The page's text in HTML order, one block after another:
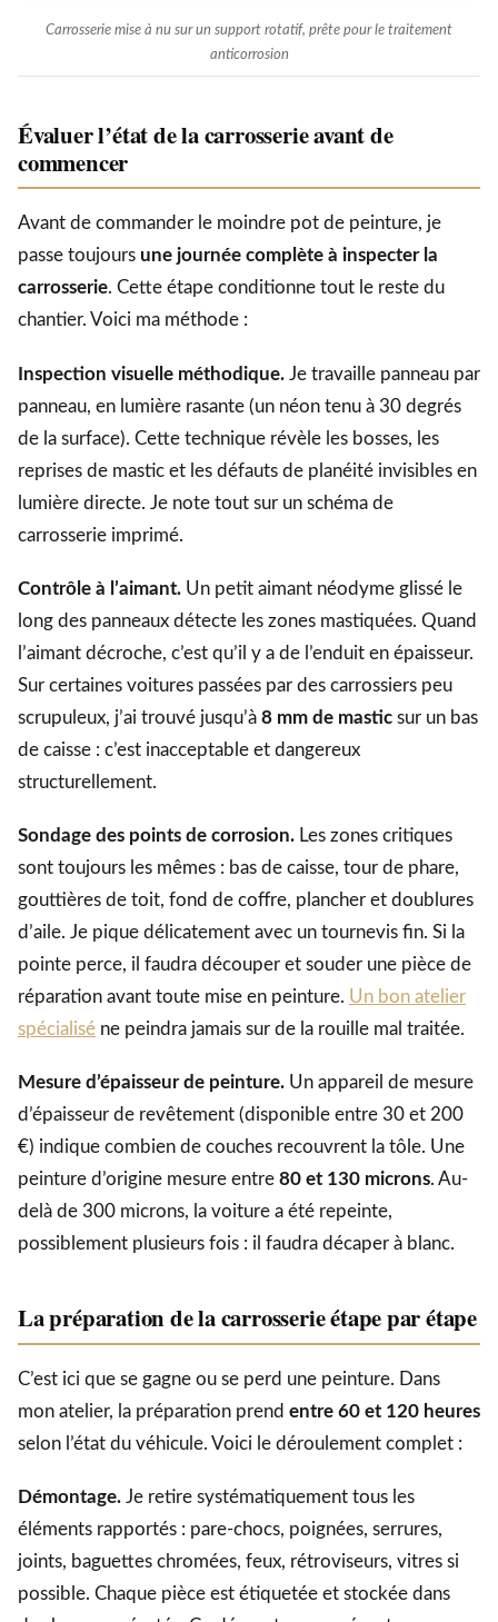
Carrosserie mise à nu sur un support rotatif, prête pour le traitement
anticorrosion
Évaluer l’état de la carrosserie avant de
commencer
Avant de commander le moindre pot de peinture, je
passe toujours une journée complète à inspecter la
carrosserie. Cette étape conditionne tout le reste du
chantier. Voici ma méthode :
Inspection visuelle méthodique. Je travaille panneau par
panneau, en lumière rasante (un néon tenu à 30 degrés
de la surface). Cette technique révèle les bosses, les
reprises de mastic et les défauts de planéité invisibles en
lumière directe. Je note tout sur un schéma de
carrosserie imprimé.
Contrôle à l’aimant. Un petit aimant néodyme glissé le
long des panneaux détecte les zones mastiquées. Quand
l’aimant décroche, c’est qu’il y a de l’enduit en épaisseur.
Sur certaines voitures passées par des carrossiers peu
scrupuleux, j’ai trouvé jusqu’à 8 mm de mastic sur un bas
de caisse : c’est inacceptable et dangereux
structurellement.
Sondage des points de corrosion. Les zones critiques
sont toujours les mêmes : bas de caisse, tour de phare,
gouttières de toit, fond de coffre, plancher et doublures
d’aile. Je pique délicatement avec un tournevis fin. Si la
pointe perce, il faudra découper et souder une pièce de
réparation avant toute mise en peinture. Un bon atelier
spécialisé ne peindra jamais sur de la rouille mal traitée.
Mesure d’épaisseur de peinture. Un appareil de mesure
d’épaisseur de revêtement (disponible entre 30 et 200
€) indique combien de couches recouvrent la tôle. Une
peinture d’origine mesure entre 80 et 130 microns. Au-
delà de 300 microns, la voiture a été repeinte,
possiblement plusieurs fois : il faudra décaper à blanc.
La préparation de la carrosserie étape par étape
C’est ici que se gagne ou se perd une peinture. Dans
mon atelier, la préparation prend entre 60 et 120 heures
selon l’état du véhicule. Voici le déroulement complet :
Démontage. Je retire systématiquement tous les
éléments rapportés : pare-chocs, poignées, serrures,
joints, baguettes chromées, feux, rétroviseurs, vitres si
possible. Chaque pièce est étiquetée et stockée dans